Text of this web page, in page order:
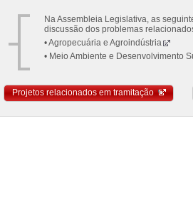
Na Assembleia Legislativa, as
discussão dos problemas
• Agropecuária e Agroindústria
• Meio Ambiente e Desenvolvimento
Projetos relacionados em tramitação